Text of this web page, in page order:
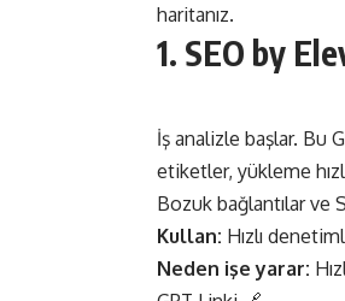
haritanız.
1. SEO by
İş analizle başlar. Bu
etiketler, yükleme
Bozuk bağlantılar ve
Kullan: Hızlı
Neden işe yarar: